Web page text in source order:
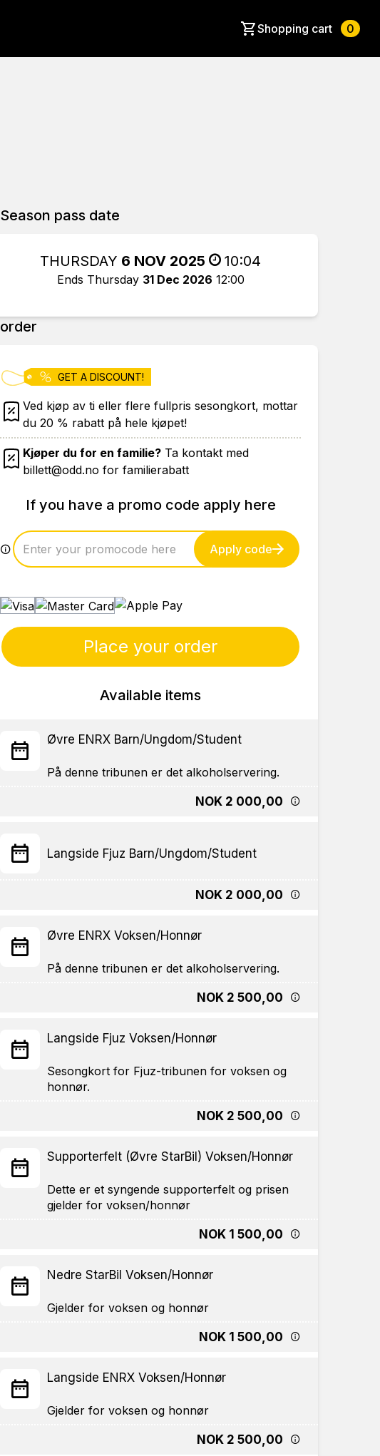
Shopping cart 0
Season pass date
THURSDAY 6 NOV 2025 10:04
Ends Thursday 31 Dec 2026 12:00
order
GET A DISCOUNT!
Ved kjøp av ti eller flere fullpris sesongkort, mottar
du 20 % rabatt på hele kjøpet!
Kjøper du for en familie? Ta kontakt med
billett@odd.no for familierabatt
If you have a promo code apply here
Apply code
Place your order
Available items
Øvre ENRX Barn/Ungdom/Student
NOK 2 000,00
Langside Fjuz Barn/Ungdom/Student
NOK 2 000,00
Øvre ENRX Voksen/Honnør
NOK 2 500,00
Langside Fjuz Voksen/Honnør
Sesongkort for Fjuz-tribunen for voksen og
NOK 2 500,00
Supporterfelt (Øvre StarBil) Voksen/Honnør
Dette er et syngende supporterfelt og prisen
NOK 1 500,00
Nedre StarBil Voksen/Honnør
NOK 1 500,00
Langside ENRX Voksen/Honnør
NOK 2 500,00